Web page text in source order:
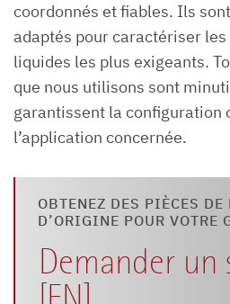
coordonnés et fiables. Ils
adaptés pour caractériser
liquides les plus exigeants.
que nous utilisons sont
garantissent la configuration
l’application concernée.
OBTENEZ DES PIÈCES DE
D’ORIGINE POUR VOTRE
Demander un